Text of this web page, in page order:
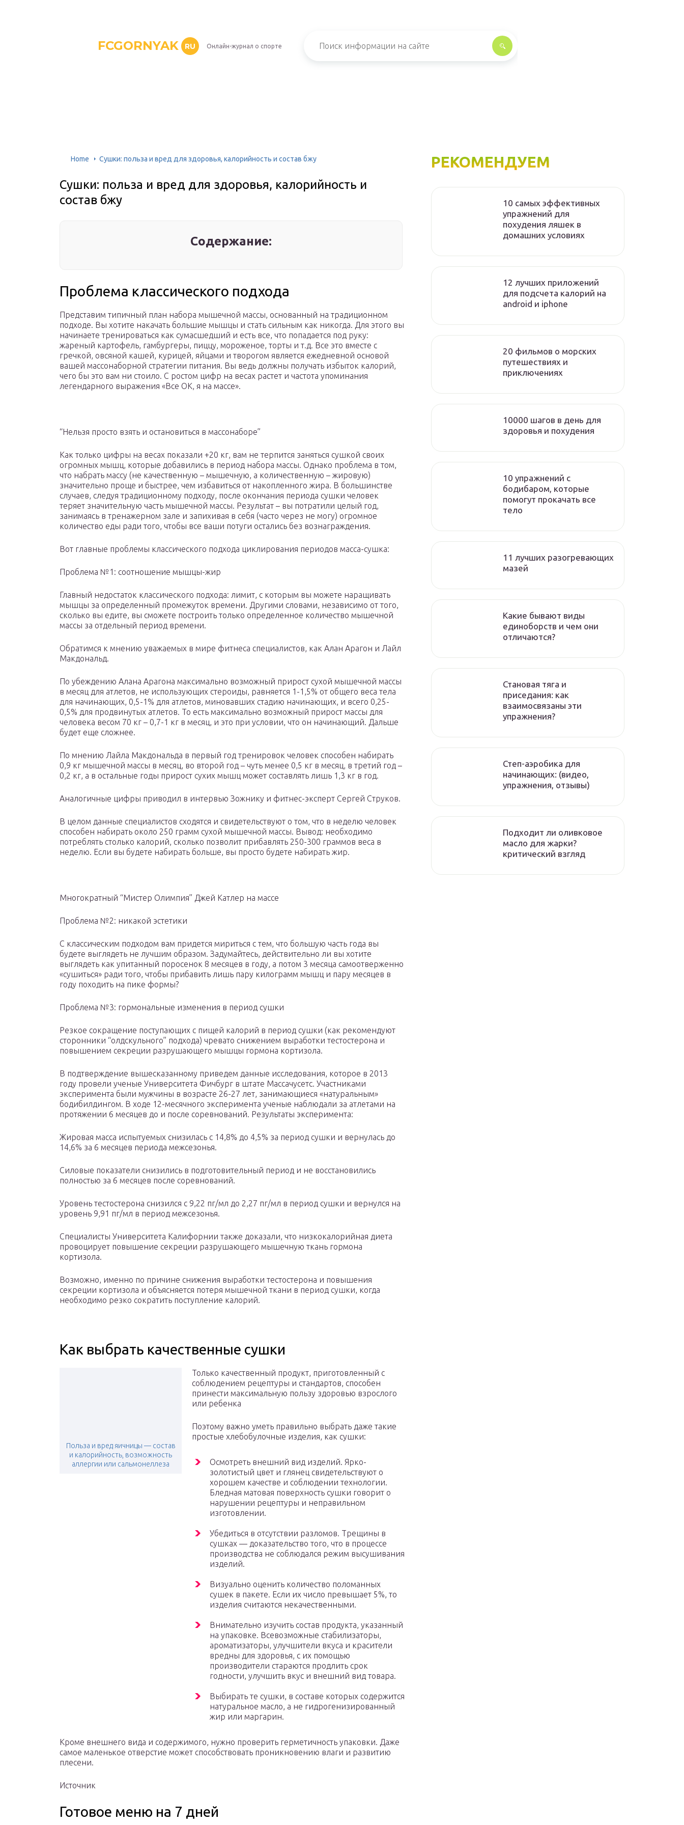
FCGORNYAK RU Онлайн-журнал о спорте
Home Сушки: польза и вред для здоровья, калорийность и состав бжу
Сушки: польза и вред для здоровья, калорийность и
состав бжу
Содержание:
Проблема классического подхода
Представим типичный план набора мышечной массы, основанный на традиционном
подходе. Вы хотите накачать большие мышцы и стать сильным как никогда. Для этого вы
начинаете тренироваться как сумасшедший и есть все, что попадается под руку:
жареный картофель, гамбургеры, пиццу, мороженое, торты и т.д. Все это вместе с
гречкой, овсяной кашей, курицей, яйцами и творогом является ежедневной основой
вашей массонаборной стратегии питания. Вы ведь должны получать избыток калорий,
чего бы это вам ни стоило. С ростом цифр на весах растет и частота упоминания
легендарного выражения «Все ОК, я на массе».
“Нельзя просто взять и остановиться в массонаборе”
Как только цифры на весах показали +20 кг, вам не терпится заняться сушкой своих
огромных мышц, которые добавились в период набора массы. Однако проблема в том,
что набрать массу (не качественную – мышечную, а количественную – жировую)
значительно проще и быстрее, чем избавиться от накопленного жира. В большинстве
случаев, следуя традиционному подходу, после окончания периода сушки человек
теряет значительную часть мышечной массы. Результат – вы потратили целый год,
занимаясь в тренажерном зале и запихивая в себя (часто через не могу) огромное
количество еды ради того, чтобы все ваши потуги остались без вознаграждения.
Вот главные проблемы классического подхода циклирования периодов масса-сушка:
Проблема №1: соотношение мышцы-жир
Главный недостаток классического подхода: лимит, с которым вы можете наращивать
мышцы за определенный промежуток времени. Другими словами, независимо от того,
сколько вы едите, вы сможете построить только определенное количество мышечной
массы за отдельный период времени.
Обратимся к мнению уважаемых в мире фитнеса специалистов, как Алан Арагон и Лайл
Макдональд.
По убеждению Алана Арагона максимально возможный прирост сухой мышечной массы
в месяц для атлетов, не использующих стероиды, равняется 1-1,5% от общего веса тела
для начинающих, 0,5-1% для атлетов, миновавших стадию начинающих, и всего 0,25-
0,5% для продвинутых атлетов. То есть максимально возможный прирост массы для
человека весом 70 кг – 0,7-1 кг в месяц, и это при условии, что он начинающий. Дальше
будет еще сложнее.
По мнению Лайла Макдональда в первый год тренировок человек способен набирать
0,9 кг мышечной массы в месяц, во второй год – чуть менее 0,5 кг в месяц, в третий год –
0,2 кг, а в остальные годы прирост сухих мышц может составлять лишь 1,3 кг в год.
Аналогичные цифры приводил в интервью Зожнику и фитнес-эксперт Сергей Струков.
В целом данные специалистов сходятся и свидетельствуют о том, что в неделю человек
способен набирать около 250 грамм сухой мышечной массы. Вывод: необходимо
потреблять столько калорий, сколько позволит прибавлять 250-300 граммов веса в
неделю. Если вы будете набирать больше, вы просто будете набирать жир.
Многократный “Мистер Олимпия” Джей Катлер на массе
Проблема №2: никакой эстетики
С классическим подходом вам придется мириться с тем, что большую часть года вы
будете выглядеть не лучшим образом. Задумайтесь, действительно ли вы хотите
выглядеть как упитанный поросенок 8 месяцев в году, а потом 3 месяца самоотверженно
«сушиться» ради того, чтобы прибавить лишь пару килограмм мышц и пару месяцев в
году походить на пике формы?
Проблема №3: гормональные изменения в период сушки
Резкое сокращение поступающих с пищей калорий в период сушки (как рекомендуют
сторонники “олдскульного” подхода) чревато снижением выработки тестостерона и
повышением секреции разрушающего мышцы гормона кортизола.
В подтверждение вышесказанному приведем данные исследования, которое в 2013
году провели ученые Университета Фичбург в штате Массачусетс. Участниками
эксперимента были мужчины в возрасте 26-27 лет, занимающиеся «натуральным»
бодибилдингом. В ходе 12-месячного эксперимента ученые наблюдали за атлетами на
протяжении 6 месяцев до и после соревнований. Результаты эксперимента:
Жировая масса испытуемых снизилась с 14,8% до 4,5% за период сушки и вернулась до
14,6% за 6 месяцев периода межсезонья.
Силовые показатели снизились в подготовительный период и не восстановились
полностью за 6 месяцев после соревнований.
Уровень тестостерона снизился с 9,22 пг/мл до 2,27 пг/мл в период сушки и вернулся на
уровень 9,91 пг/мл в период межсезонья.
Специалисты Университета Калифорнии также доказали, что низкокалорийная диета
провоцирует повышение секреции разрушающего мышечную ткань гормона
кортизола.
Возможно, именно по причине снижения выработки тестостерона и повышения
секреции кортизола и объясняется потеря мышечной ткани в период сушки, когда
необходимо резко сократить поступление калорий.
Как выбрать качественные сушки
Польза и вред яичницы — состав
и калорийность, возможность
аллергии или сальмонеллеза
Только качественный продукт, приготовленный с
соблюдением рецептуры и стандартов, способен
принести максимальную пользу здоровью взрослого
или ребенка
Поэтому важно уметь правильно выбрать даже такие
простые хлебобулочные изделия, как сушки:
Осмотреть внешний вид изделий. Ярко-
золотистый цвет и глянец свидетельствуют о
хорошем качестве и соблюдении технологии.
Бледная матовая поверхность сушки говорит о
нарушении рецептуры и неправильном
изготовлении.
Убедиться в отсутствии разломов. Трещины в
сушках — доказательство того, что в процессе
производства не соблюдался режим высушивания
изделий.
Визуально оценить количество поломанных
сушек в пакете. Если их число превышает 5%, то
изделия считаются некачественными.
Внимательно изучить состав продукта, указанный
на упаковке. Всевозможные стабилизаторы,
ароматизаторы, улучшители вкуса и красители
вредны для здоровья, с их помощью
производители стараются продлить срок
годности, улучшить вкус и внешний вид товара.
Выбирать те сушки, в составе которых содержится
натуральное масло, а не гидрогенизированный
жир или маргарин.
Кроме внешнего вида и содержимого, нужно проверить герметичность упаковки. Даже
самое маленькое отверстие может способствовать проникновению влаги и развитию
плесени.
Источник
Готовое меню на 7 дней
РЕКОМЕНДУЕМ
10 самых эффективных
упражнений для
похудения ляшек в
домашних условиях
12 лучших приложений
для подсчета калорий на
android и iphone
20 фильмов о морских
путешествиях и
приключениях
10000 шагов в день для
здоровья и похудения
10 упражнений с
бодибаром, которые
помогут прокачать все
тело
11 лучших разогревающих
мазей
Какие бывают виды
единоборств и чем они
отличаются?
Становая тяга и
приседания: как
взаимосвязаны эти
упражнения?
Степ-аэробика для
начинающих: (видео,
упражнения, отзывы)
Подходит ли оливковое
масло для жарки?
критический взгляд